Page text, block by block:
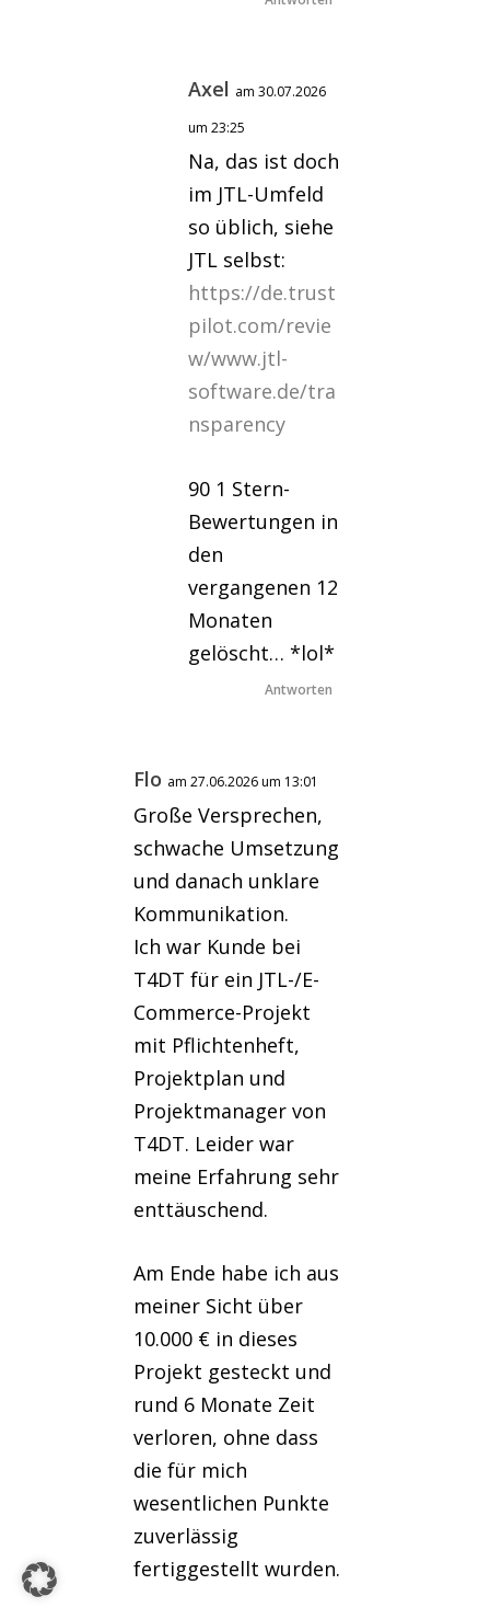
Axel am 30.07.2026
um 23:25
Na, das ist doch
im JTL-Umfeld
so üblich, siehe
JTL selbst:
https://de.trust
pilot.com/revie
w/www.jtl-
software.de/tra
nsparency
90 1 Stern-
Bewertungen in
den
vergangenen 12
Monaten
gelöscht… *lol*
Antworten
Flo am 27.06.2026 um 13:01
Große Versprechen,
schwache Umsetzung
und danach unklare
Kommunikation.
Ich war Kunde bei
T4DT für ein JTL-/E-
Commerce-Projekt
mit Pflichtenheft,
Projektplan und
Projektmanager von
T4DT. Leider war
meine Erfahrung sehr
enttäuschend.
Am Ende habe ich aus
meiner Sicht über
10.000 € in dieses
Projekt gesteckt und
rund 6 Monate Zeit
verloren, ohne dass
die für mich
wesentlichen Punkte
zuverlässig
fertiggestellt wurden.